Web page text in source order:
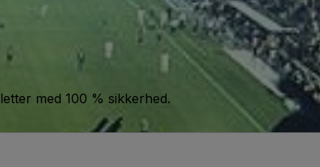
med 100 % sikkerhed.